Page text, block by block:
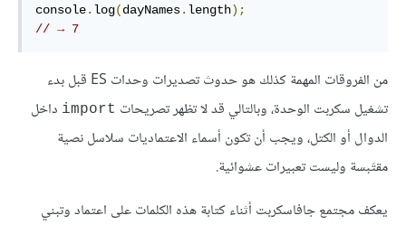
console. log(dayNames. length);
// → 7
من الفروقات المهمة كذلك هو حدوث تصديرات وحدات ES قبل بدء
تشغيل سكربت الوحدة، وبالتالي قد لا تظهر تصريحات import داخل
الدوال أو الكتل، ويجب أن تكون أسماء الاعتماديات سلاسل نصية
مقتَبسة وليست تعبيرات عشوائية.
يعكف مجتمع جافاسكربت أثناء كتابة هذه الكلمات على اعتماد وتبني